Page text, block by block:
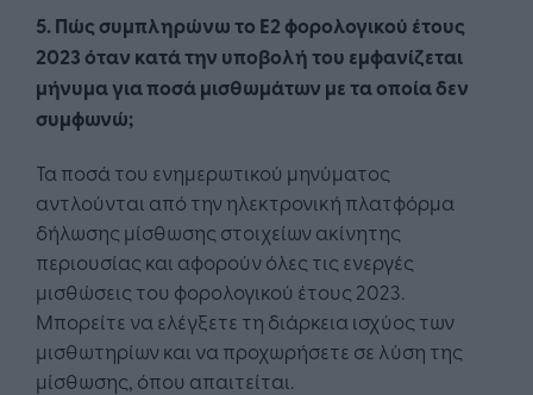
5. Πώς συμπληρώνω το Ε2 φορολογικού έτους
2023 όταν κατά την υποβολή του εμφανίζεται
μήνυμα για ποσά μισθωμάτων με τα οποία δεν
συμφωνώ;
Τα ποσά του ενημερωτικού μηνύματος
αντλούνται από την ηλεκτρονική πλατφόρμα
δήλωσης μίσθωσης στοιχείων ακίνητης
περιουσίας και αφορούν όλες τις ενεργές
μισθώσεις του φορολογικού έτους 2023.
Μπορείτε να ελέγξετε τη διάρκεια ισχύος των
μισθωτηρίων και να προχωρήσετε σε λύση της
μίσθωσης, όπου απαιτείται.